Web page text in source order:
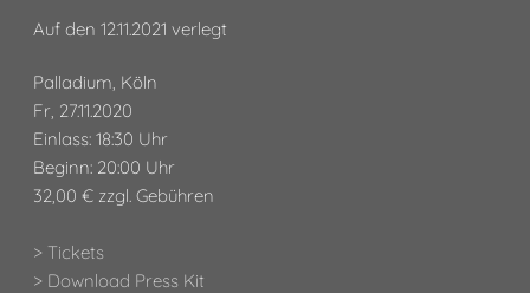
Auf den 12.11.2021 verlegt
Palladium, Köln
Fr, 27.11.2020
Einlass: 18:30 Uhr
Beginn: 20:00 Uhr
32,00 € zzgl. Gebühren
> Tickets
> Download Press Kit